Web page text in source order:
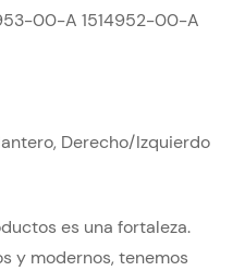
00-A 1514952-00-A
Derecho/Izquierdo
es una fortaleza.
y modernos, tenemos